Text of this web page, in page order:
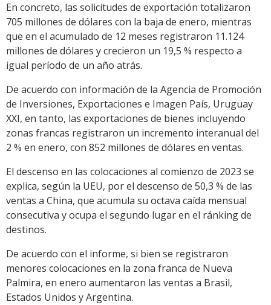
En concreto, las solicitudes de exportación totalizaron
705 millones de dólares con la baja de enero, mientras
que en el acumulado de 12 meses registraron 11.124
millones de dólares y crecieron un 19,5 % respecto a
igual período de un año atrás.
De acuerdo con información de la Agencia de Promoción
de Inversiones, Exportaciones e Imagen País, Uruguay
XXI, en tanto, las exportaciones de bienes incluyendo
zonas francas registraron un incremento interanual del
2 % en enero, con 852 millones de dólares en ventas.
El descenso en las colocaciones al comienzo de 2023 se
explica, según la UEU, por el descenso de 50,3 % de las
ventas a China, que acumula su octava caída mensual
consecutiva y ocupa el segundo lugar en el ránking de
destinos.
De acuerdo con el informe, si bien se registraron
menores colocaciones en la zona franca de Nueva
Palmira, en enero aumentaron las ventas a Brasil,
Estados Unidos y Argentina.